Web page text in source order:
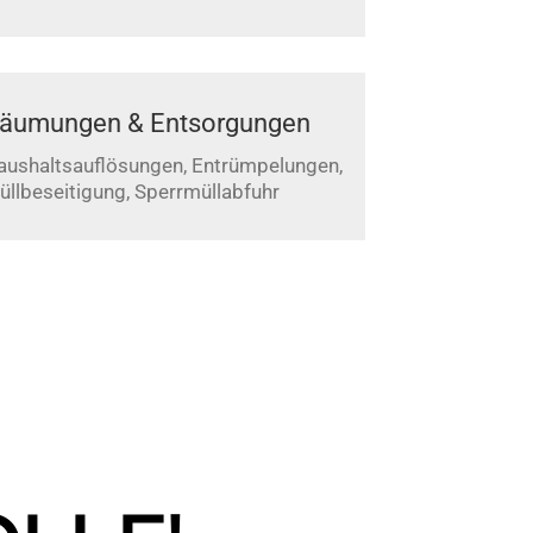
& Entsorgungen
Entrümpelungen,
Sperrmüllabfuhr